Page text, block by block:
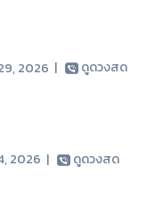
2026 | ดูดวงสด
2026 | ดูดวงสด